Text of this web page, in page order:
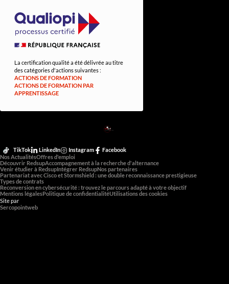
La certification qualité a été délivrée au titre
des catégories d'actions suivantes :
ACTIONS DE FORMATION
ACTIONS DE FORMATION PAR
APPRENTISSAGE
SUP
RED
TikTok LinkedIn Instagram
Facebook
Nos ActualitésOffres d'emploi
Découvrir RedsupAccompagnement à la recherche d'alternance
Venir étudier à RedsupIntégrer RedsupNos partenaires
Partenariat avec Cisco et Stormshield : une double reconnaissance prestigieuse
Types de contrats
Reconversion en cybersécurité : trouvez le parcours adapté à votre objectif
Mentions légalesPolitique de confidentialitéUtilisations des cookies
Site par
Sercopointweb